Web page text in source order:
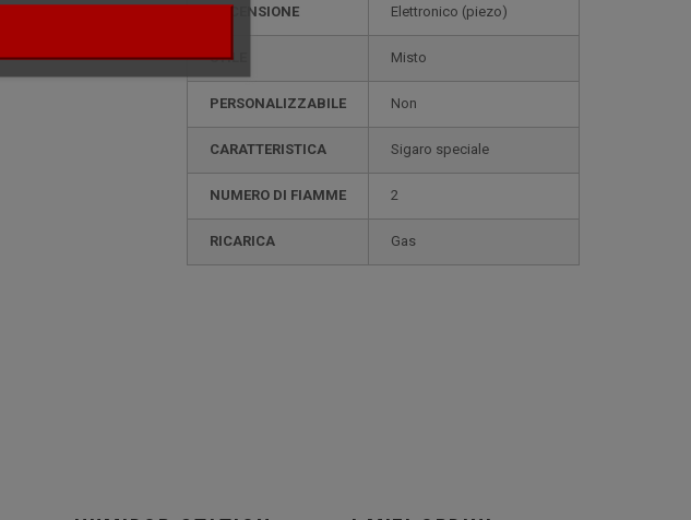
ACCENSIONE elettronico (piezo)
STILE misto
PERSONALIZZABILE non
CARATTERISTICA sigaro speciale
NUMERO DI FIAMME 2
RICARICA gas